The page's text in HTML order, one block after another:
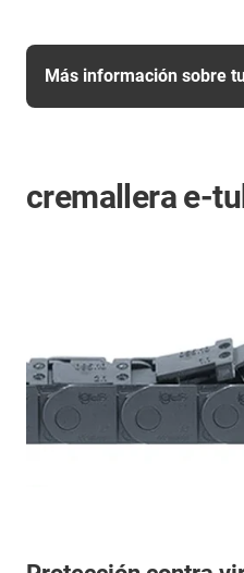
Más información sobre
cremallera e-